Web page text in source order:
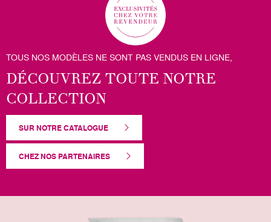
TOUS NOS MODÈLES NE SONT PAS VENDUS EN LIGNE,
DÉCOUVREZ TOUTE NOTRE
COLLECTION
SUR NOTRE CATALOGUE
CHEZ NOS PARTENAIRES